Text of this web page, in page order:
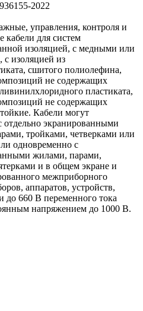
2022
управления, контроля и
кабели для систем
изоляцией, с медными или
изоляцией из
сшитого полиолефина,
не содержащих
пластиката,
не содержащих
Кабели могут
отдельно экранированными
тройками, четверками или
одновременно с
жилами, парами,
и в общем экране и
межприборного
аппаратов, устройств,
660 В переменного тока
напряжением до 1000 В.